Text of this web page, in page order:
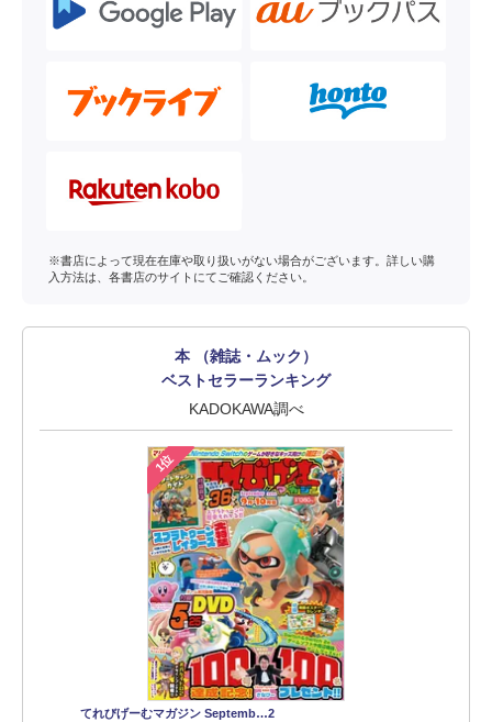
※書店によって現在在庫や取り扱いがない場合がございます。詳しい購
入方法は、各書店のサイトにてご確認ください。
本 （雑誌・ムック）
ベストセラーランキング
KADOKAWA調べ
1位
てれびげーむマガジン Septemb…2